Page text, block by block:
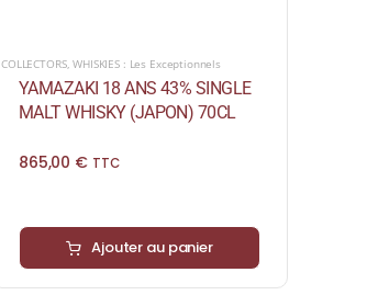
COLLECTORS,WHISKIES : Les Exceptionnels
YAMAZAKI 18 ANS 43% SINGLE
MALT WHISKY (JAPON) 70CL
865,00 € TTC
Ajouter au panier